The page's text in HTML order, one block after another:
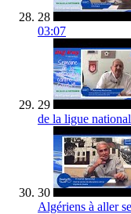
28
03:07
29
de la ligue
30
Algériens à aller